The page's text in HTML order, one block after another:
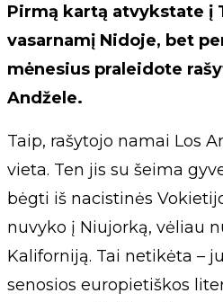
Pirmą kartą atvykstate į
vasarnamį Nidoje, bet
mėnesius praleidote
Andžele.
Taip, rašytojo namai Los
vieta. Ten jis su šeima
bėgti iš nacistinės
nuvyko į Niujorką, vėliau
Kaliforniją. Tai netikėta –
senosios europietiškos